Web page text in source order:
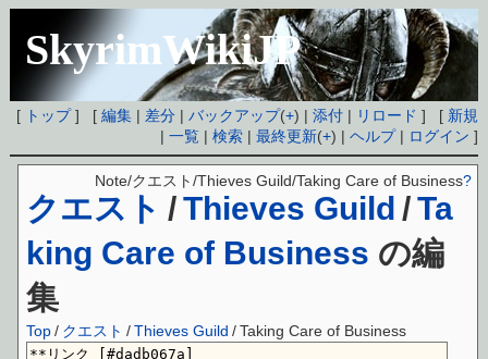
SkyrimWikiJP
[ トップ] [編集 | 差分 |バックアップ(+) |添付 | リロード ] [ 新規
|一覧 |検索 |最終更新(+) |ヘルプ| ログイン ]
クエスト /Thieves Guild /Ta
king Care of Business の編
集
Note/クエスト/Thieves Guild/Taking Care of Business?
Top / クエスト /Thieves Guild / Taking Care of Business